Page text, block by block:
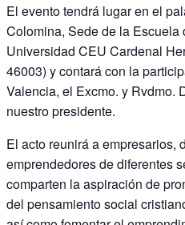
El evento tendrá lugar en el
Colomina, Sede de la Escuela
Universidad CEU Cardenal
46003) y contará con la
Valencia, el Excmo. y Rvdmo.
nuestro presidente.
El acto reunirá a empresarios,
emprendedores de diferentes
comparten la aspiración de
del pensamiento social